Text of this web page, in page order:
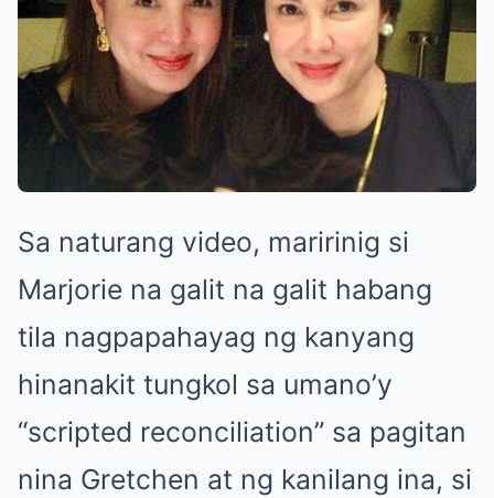
Sa naturang video, maririnig si
Marjorie na galit na galit habang
tila nagpapahayag ng kanyang
hinanakit tungkol sa umano’y
“scripted reconciliation” sa pagitan
nina Gretchen at ng kanilang ina, si